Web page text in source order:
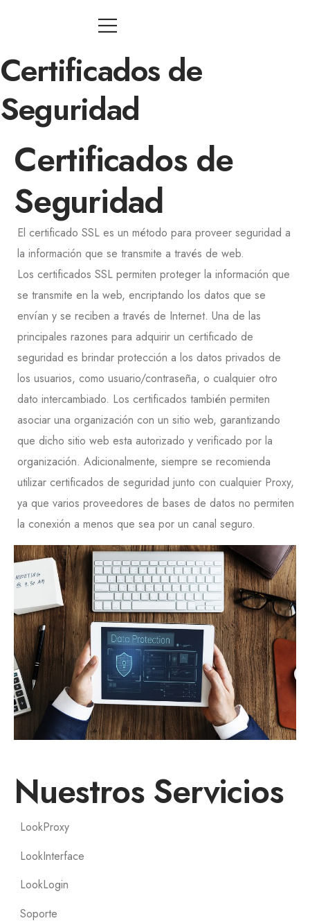
Certificados de
Seguridad
Certificados de
Seguridad
El certificado SSL es un método para proveer seguridad a
la información que se transmite a través de web.
Los certificados SSL permiten proteger la información que
se transmite en la web, encriptando los datos que se
envían y se reciben a través de Internet. Una de las
principales razones para adquirir un certificado de
seguridad es brindar protección a los datos privados de
los usuarios, como usuario/contraseña, o cualquier otro
dato intercambiado. Los certificados también permiten
asociar una organización con un sitio web, garantizando
que dicho sitio web esta autorizado y verificado por la
organización. Adicionalmente, siempre se recomienda
utilizar certificados de seguridad junto con cualquier Proxy,
ya que varios proveedores de bases de datos no permiten
la conexión a menos que sea por un canal seguro.
Nuestros Servicios
LookProxy
LookInterface
LookLogin
Soporte